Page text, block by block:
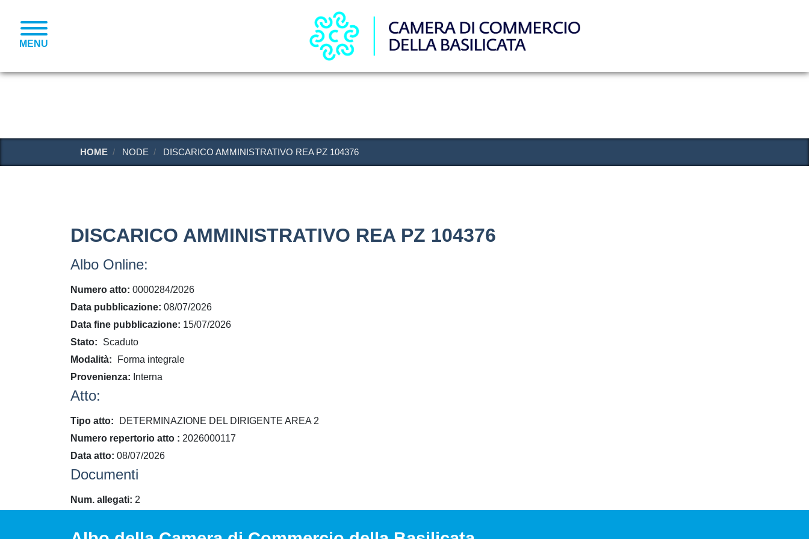
al
contenuto
principale
MENU
HOME NODE DISCARICO AMMINISTRATIVO REA PZ 104376
DISCARICO AMMINISTRATIVO REA PZ 104376
Albo Online:
Numero atto 0000284/2026
Data pubblicazione 08/07/2026
Data fine pubblicazione 15/07/2026
Stato
Scaduto
Modalità
Forma integrale
Provenienza
Interna
Atto:
Tipo atto
DETERMINAZIONE DEL DIRIGENTE AREA 2
​Numero repertorio atto
2026000117
Data atto 08/07/2026
Documenti
Num. allegati 2